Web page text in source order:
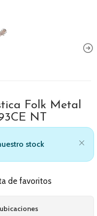
Folk Metal
NT
stock
de favoritos